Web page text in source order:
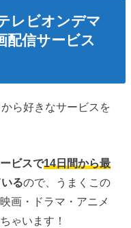
レビオンデマ
配信サービス
ら好きなサービスを
ビスで14日間から最
るので、うまくこの
画・ドラマ・アニメ
ゃいます！